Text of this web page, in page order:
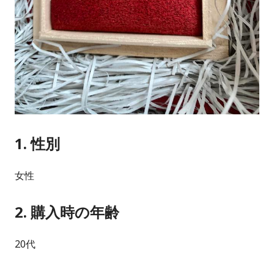
1. 性別
女性
2. 購入時の年齢
20代